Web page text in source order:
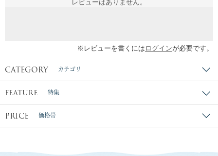
※レビューを書くにはログインが必要です。
CATEGORY カテゴリ
FEATURE 特集
PRICE 価格帯